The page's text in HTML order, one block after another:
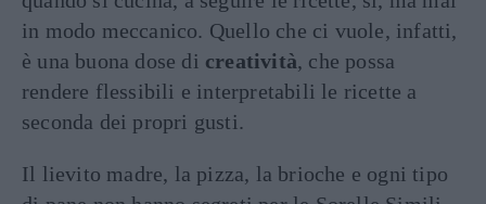
in modo meccanico. Quello che ci vuole, infatti,
è una buona dose di creatività, che possa
rendere flessibili e interpretabili le ricette a
seconda dei propri gusti.
Il lievito madre, la pizza, la brioche e ogni tipo